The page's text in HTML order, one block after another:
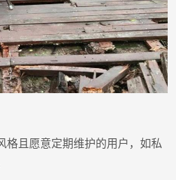
格且愿意定期维护的用户，如私